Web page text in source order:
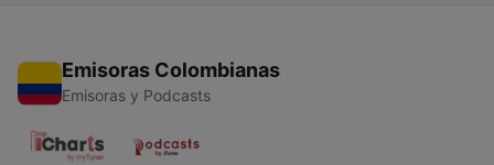
Emisoras Colombianas
Emisoras y Podcasts